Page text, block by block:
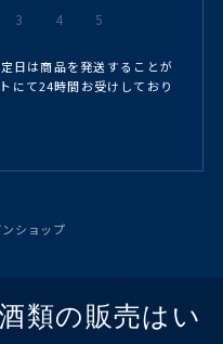
3 4 5
日は商品を発送することが
にて24時間お受けしており
ショップ
類の販売はい